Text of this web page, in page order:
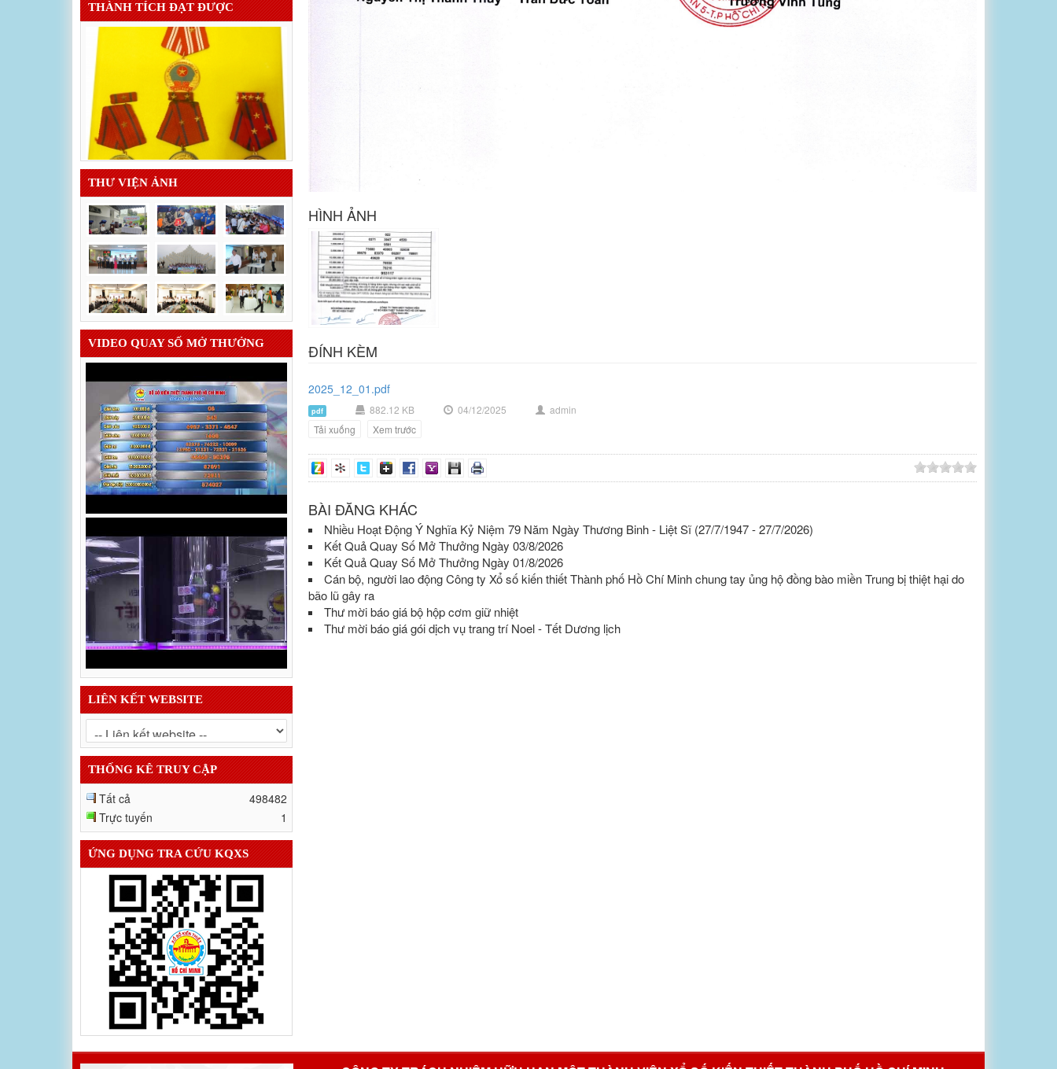
HÌNH ẢNH
ĐÍNH KÈM
2025_12_01.pdf
pdf 882.12 KB 04/12/2025
admin
Tải xuống
Xem trước
BÀI ĐĂNG KHÁC
Nhiều Hoạt Động Ý Nghĩa Kỷ Niệm 79 Năm Ngày Thương Binh - Liệt Sĩ (27/7/1947 - 27/7/2026)
Kết Quả Quay Số Mở Thưởng Ngày 03/8/2026
Kết Quả Quay Số Mở Thưởng Ngày 01/8/2026
Cán bộ, người lao động Công ty Xổ số kiến thiết Thành phố Hồ Chí Minh chung tay ủng hộ đồng bào miền Trung bị thiệt hại do
bão lũ gây ra
Thư mời báo giá bộ hộp cơm giữ nhiệt
Thư mời báo giá gói dịch vụ trang trí Noel - Tết Dương lịch
THÀNH TÍCH ĐẠT ĐƯỢC
THƯ VIỆN ẢNH
VIDEO QUAY SỐ MỞ THƯỞNG
LIÊN KẾT WEBSITE
THỐNG KÊ TRUY CẬP
Tất cả
498482
Trực tuyến
1
ỨNG DỤNG TRA CỨU KQXS